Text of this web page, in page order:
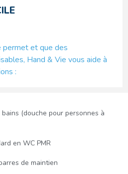
permet et que des
Hand & Vie vous aide à
:
(douche pour personnes à
en WC PMR
de maintien